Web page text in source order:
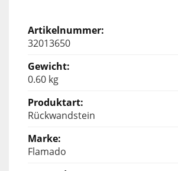
32013650
0.60 kg
Rückwandstein
Flamado